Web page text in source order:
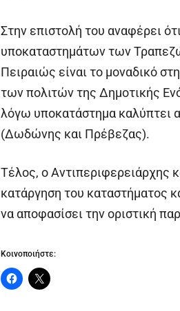
Στην επιστολή του αναφέρει
υποκαταστημάτων των
Πειραιώς είναι το μοναδικό
των πολιτών της Δημοτικής
λόγω υποκατάστημα καλύπτει
(Δωδώνης και Πρέβεζας).
Τέλος, ο Αντιπεριφερειάρχης
κατάργηση του καταστήματος
να αποφασίσει την οριστική
Κοινοποιήστε: